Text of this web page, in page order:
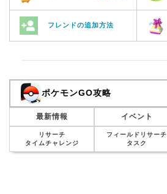
フレンドの追加方法
ポケモンGO攻略
最新情報 イベント
リサーチ
タイムチャレンジ
フィールドリサーチ
タスク